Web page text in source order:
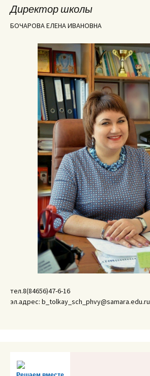
Директор школы
БОЧАРОВА ЕЛЕНА ИВАНОВНА
тел.8(84656)47-6-16
эл.адрес: b_tolkay_sch_phvy@samara.edu.ru